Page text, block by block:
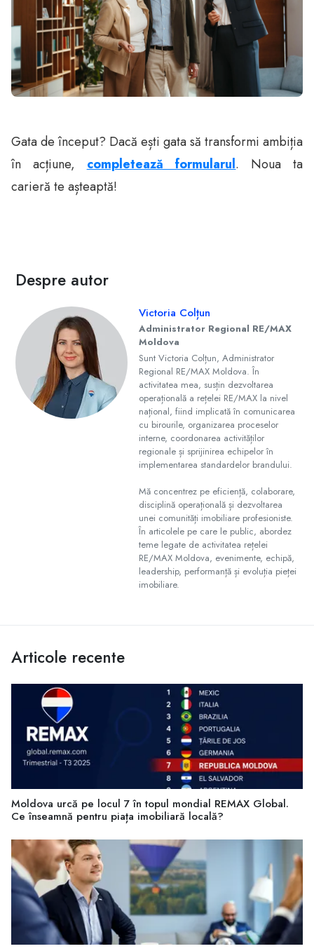
Gata de început? Dacă ești gata să transformi ambiția
în acțiune, completează formularul. Noua ta
carieră te așteaptă!
Despre autor
Victoria Colțun
Administrator Regional RE/MAX
Moldova
Sunt Victoria Colțun, Administrator
Regional RE/MAX Moldova. În
activitatea mea, susțin dezvoltarea
operațională a rețelei RE/MAX la nivel
național, fiind implicată în comunicarea
cu birourile, organizarea proceselor
interne, coordonarea activităților
regionale și sprijinirea echipelor în
implementarea standardelor brandului.
Mă concentrez pe eficiență, colaborare,
disciplină operațională și dezvoltarea
unei comunități imobiliare profesioniste.
În articolele pe care le public, abordez
teme legate de activitatea rețelei
RE/MAX Moldova, evenimente, echipă,
leadership, performanță și evoluția pieței
imobiliare.
Articole recente
Moldova urcă pe locul 7 în topul mondial REMAX Global.
Ce înseamnă pentru piața imobiliară locală?